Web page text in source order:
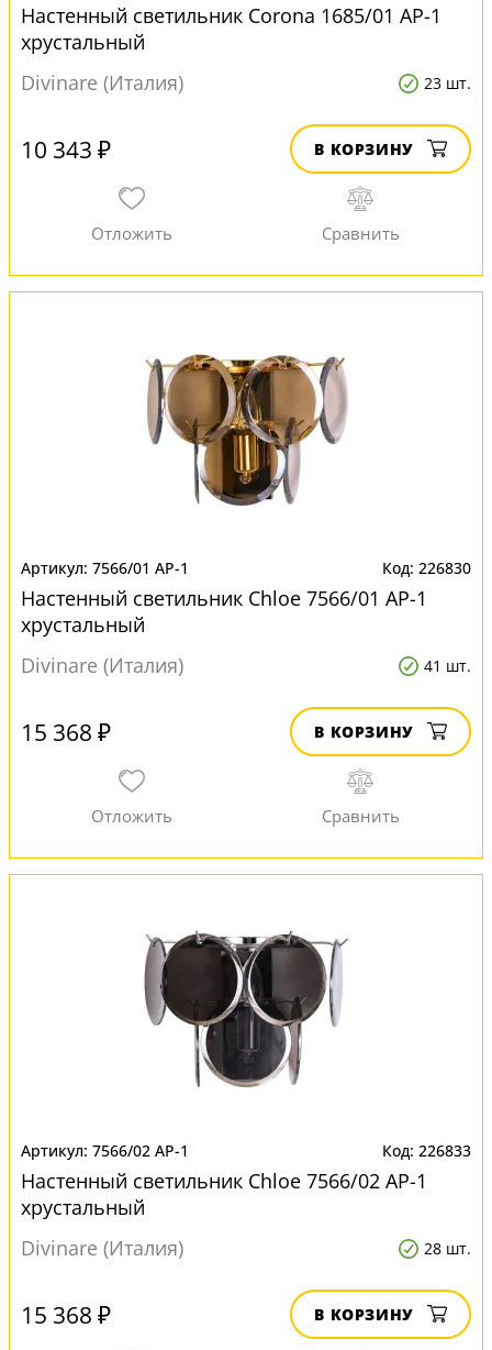
Настенный светильник Corona 1685/01 AP-1
хрустальный
Divinare (Италия)
23 шт.
10 343 ₽ В КОРЗИНУ
7566/01 AP-1 226830
Настенный светильник Chloe 7566/01 AP-1
хрустальный
Divinare (Италия)
41 шт.
15 368 ₽ В КОРЗИНУ
7566/02 AP-1 226833
Настенный светильник Chloe 7566/02 AP-1
хрустальный
Divinare (Италия)
28 шт.
15 368 ₽ В КОРЗИНУ